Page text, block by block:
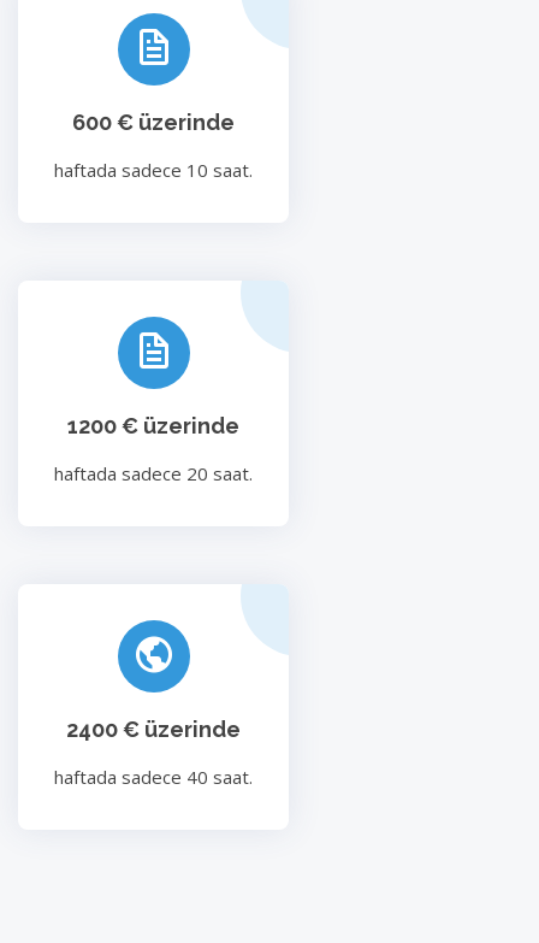
600 € üzerinde
haftada sadece 10 saat.
1200 € üzerinde
haftada sadece 20 saat.
2400 € üzerinde
haftada sadece 40 saat.